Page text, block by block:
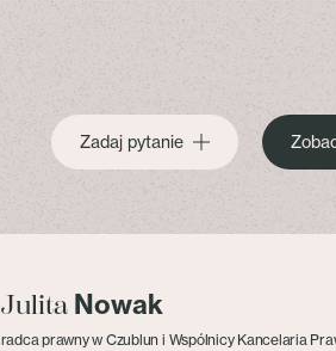
Zadaj pytanie
Julita Nowak
radca prawny w Czublun i Wspólnicy Kancelaria